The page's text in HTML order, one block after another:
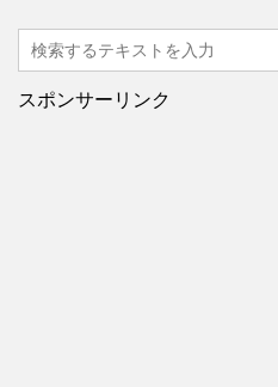
スポンサーリンク